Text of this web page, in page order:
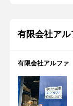
有限会社アル
有限会社アルファ